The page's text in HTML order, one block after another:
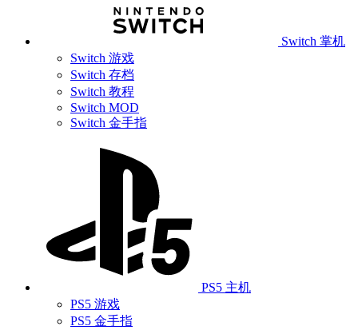
Switch 掌机
Switch 游戏
Switch 存档
Switch 教程
Switch MOD
Switch 金手指
PS5 主机
PS5 游戏
PS5 金手指